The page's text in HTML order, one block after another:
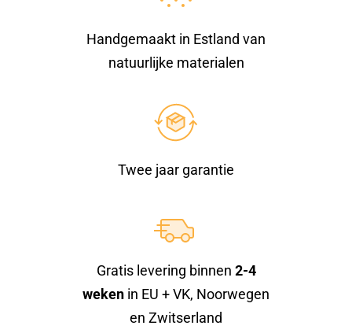
Handgemaakt in Estland van
natuurlijke materialen
Twee jaar garantie
Gratis levering binnen 2-4
weken in EU + VK, Noorwegen
en Zwitserland